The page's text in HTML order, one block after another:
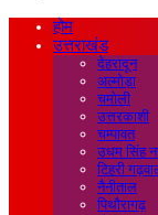
होम
उत्तराखंड
देहरादून
अल्मोड़ा
चमोली
उत्तरकाशी
चम्पावत
उधम सिंह
टिहरी
नैनीताल
पिथौरागढ़